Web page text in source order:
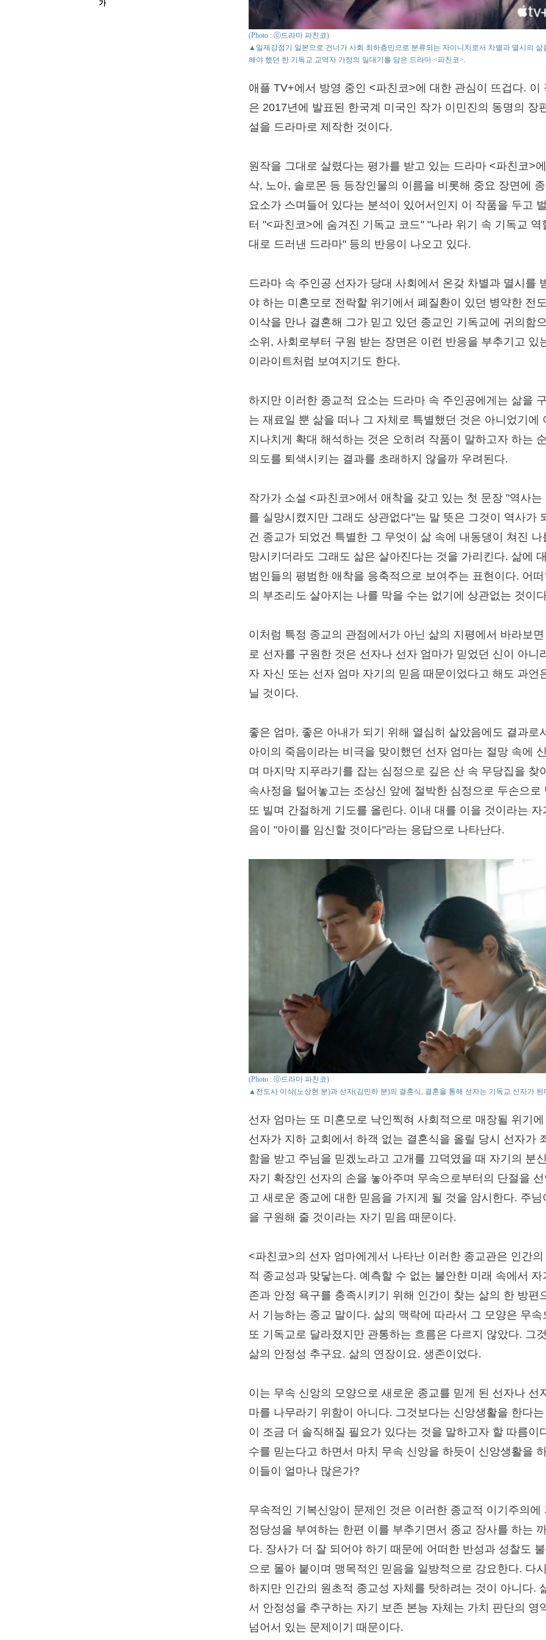
가
(Photo : ⓒ드라마 파친코)
▲일제강점기 일본으로 건너가 사회 최하층민으로 분류되는 자이니치로서 차별과 멸시의 삶
해야 했던 한 기독교 교역자 가정의 일대기를 담은 드라마 <파친코>.
애플 TV+에서 방영 중인 <파친코>에 대한 관심이 뜨겁다. 이
은 2017년에 발표된 한국계 미국인 작가 이민진의 동명의 장
설을 드라마로 제작한 것이다.
원작을 그대로 살렸다는 평가를 받고 있는 드라마 <파친코>
삭, 노아, 솔로몬 등 등장인물의 이름을 비롯해 중요 장면에
요소가 스며들어 있다는 분석이 있어서인지 이 작품을 두고
터 "<파친코>에 숨겨진 기독교 코드" "나라 위기 속 기독교 역
대로 드러낸 드라마" 등의 반응이 나오고 있다.
드라마 속 주인공 선자가 당대 사회에서 온갖 차별과 멸시를
야 하는 미혼모로 전락할 위기에서 폐질환이 있던 병약한 전
이삭을 만나 결혼해 그가 믿고 있던 종교인 기독교에 귀의함
소위, 사회로부터 구원 받는 장면은 이런 반응을 부추기고 있
이라이트처럼 보여지기도 한다.
하지만 이러한 종교적 요소는 드라마 속 주인공에게는 삶을
는 재료일 뿐 삶을 떠나 그 자체로 특별했던 것은 아니었기에
지나치게 확대 해석하는 것은 오히려 작품이 말하고자 하는
의도를 퇴색시키는 결과를 초래하지 않을까 우려된다.
작가가 소설 <파친코>에서 애착을 갖고 있는 첫 문장 "역사는
를 실망시켰지만 그래도 상관없다"는 말 뜻은 그것이 역사가
건 종교가 되었건 특별한 그 무엇이 삶 속에 내동댕이 쳐진 나
망시키더라도 그래도 삶은 살아진다는 것을 가리킨다. 삶에
범인들의 평범한 애착을 응축적으로 보여주는 표현이다. 어
의 부조리도 살아지는 나를 막을 수는 없기에 상관없는 것이
이처럼 특정 종교의 관점에서가 아닌 삶의 지평에서 바라보
로 선자를 구원한 것은 선자나 선자 엄마가 믿었던 신이 아니
자 자신 또는 선자 엄마 자기의 믿음 때문이었다고 해도 과언
닐 것이다.
좋은 엄마, 좋은 아내가 되기 위해 열심히 살았음에도 결과로
아이의 죽음이라는 비극을 맞이했던 선자 엄마는 절망 속에
며 마지막 지푸라기를 잡는 심정으로 깊은 산 속 무당집을 찾
속사정을 털어놓고는 조상신 앞에 절박한 심정으로 두손으로
또 빌며 간절하게 기도를 올린다. 이내 대를 이을 것이라는 자
음이 "아이를 임신할 것이다"라는 응답으로 나타난다.
(Photo : ⓒ드라마 파친코)
▲전도사 이삭(노상현 분)과 선자(김민하 분)의 결혼식, 결혼을 통해 선자는 기독교 신자가 된
선자 엄마는 또 미혼모로 낙인찍혀 사회적으로 매장될 위기
선자가 지하 교회에서 하객 없는 결혼식을 올릴 당시 선자가
함을 받고 주님을 믿겠노라고 고개를 끄덕였을 때 자기의 분
자기 확장인 선자의 손을 놓아주며 무속으로부터의 단절을
고 새로운 종교에 대한 믿음을 가지게 될 것을 암시한다. 주님
을 구원해 줄 것이라는 자기 믿음 때문이다.
<파친코>의 선자 엄마에게서 나타난 이러한 종교관은 인간
적 종교성과 맞닿는다. 예측할 수 없는 불안한 미래 속에서 자
존과 안정 욕구를 충족시키기 위해 인간이 찾는 삶의 한 방편
서 기능하는 종교 말이다. 삶의 맥락에 따라서 그 모양은 무속
또 기독교로 달라졌지만 관통하는 흐름은 다르지 않았다. 그
삶의 안정성 추구요. 삶의 연장이요. 생존이었다.
이는 무속 신앙의 모양으로 새로운 종교를 믿게 된 선자나 선
마를 나무라기 위함이 아니다. 그것보다는 신앙생활을 한다
이 조금 더 솔직해질 필요가 있다는 것을 말하고자 할 따름이
수를 믿는다고 하면서 마치 무속 신앙을 하듯이 신앙생활을
이들이 얼마나 많은가?
무속적인 기복신앙이 문제인 것은 이러한 종교적 이기주의에
정당성을 부여하는 한편 이를 부추기면서 종교 장사를 하는
다. 장사가 더 잘 되어야 하기 때문에 어떠한 반성과 성찰도
으로 몰아 붙이며 맹목적인 믿음을 일방적으로 강요한다. 다
하지만 인간의 원초적 종교성 자체를 탓하려는 것이 아니다.
서 안정성을 추구하는 자기 보존 본능 자체는 가치 판단의 영
넘어서 있는 문제이기 때문이다.